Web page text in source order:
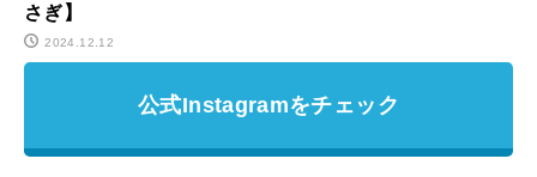
さぎ】
2024.12.12
公式Instagramをチェック